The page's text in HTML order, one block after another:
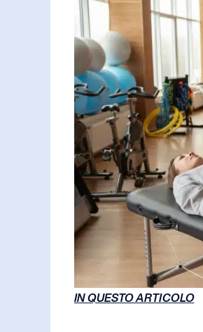
IN QUESTO ARTICOLO